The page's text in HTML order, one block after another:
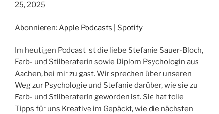
25, 2025
Abonnieren:Apple Podcasts Spotify
Im heutigen Podcast ist die liebe Stefanie Sauer-Bloch,
Farb- und Stilberaterin sowie Diplom Psychologin aus
Aachen, bei mir zu gast. Wir sprechen über unseren
Weg zur Psychologie und Stefanie darüber, wie sie zu
Farb- und Stilberaterin geworden ist. Sie hat tolle
Tipps für uns Kreative im Gepäckt, wie die nächsten